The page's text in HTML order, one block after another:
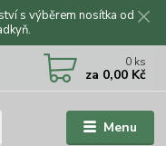
s výběrem nosítka od
Menu
0 ks
za 0,00 Kč